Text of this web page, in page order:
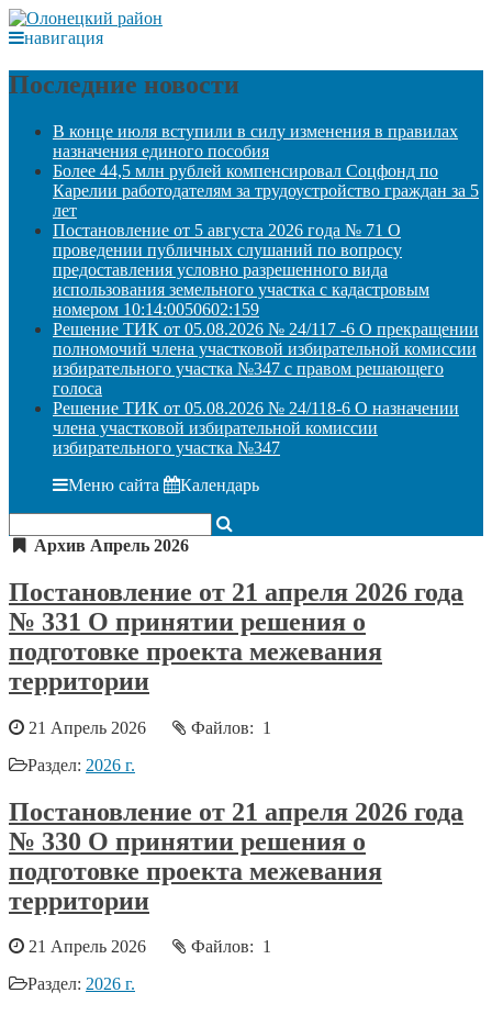
навигация
Последние новости
В конце июля вступили в силу изменения в правилах
назначения единого пособия
Более 44,5 млн рублей компенсировал Соцфонд по
Карелии работодателям за трудоустройство граждан за 5
лет
Постановление от 5 августа 2026 года № 71 О
проведении публичных слушаний по вопросу
предоставления условно разрешенного вида
использования земельного участка с кадастровым
номером 10:14:0050602:159
Решение ТИК от 05.08.2026 № 24/117 -6 О прекращении
полномочий члена участковой избирательной комиссии
избирательного участка №347 с правом решающего
голоса
Решение ТИК от 05.08.2026 № 24/118-6 О назначении
члена участковой избирательной комиссии
избирательного участка №347
Меню сайта Календарь
Архив Апрель 2026
Постановление от 21 апреля 2026 года
№ 331 О принятии решения о
подготовке проекта межевания
территории
21 Апрель 2026
Файлов: 1
Раздел: 2026 г.
Постановление от 21 апреля 2026 года
№ 330 О принятии решения о
подготовке проекта межевания
территории
21 Апрель 2026
Файлов: 1
Раздел: 2026 г.